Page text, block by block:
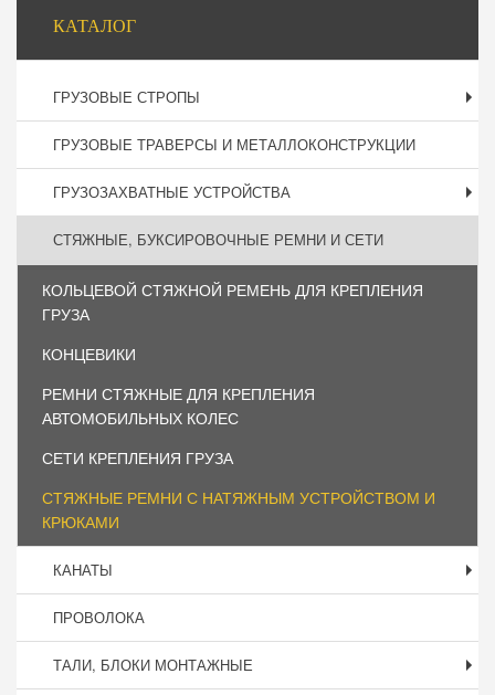
КАТАЛОГ
ГРУЗОВЫЕ СТРОПЫ
ГРУЗОВЫЕ ТРАВЕРСЫ И МЕТАЛЛОКОНСТРУКЦИИ
ГРУЗОЗАХВАТНЫЕ УСТРОЙСТВА
СТЯЖНЫЕ, БУКСИРОВОЧНЫЕ РЕМНИ И СЕТИ
КОЛЬЦЕВОЙ СТЯЖНОЙ РЕМЕНЬ ДЛЯ КРЕПЛЕНИЯ
ГРУЗА
КОНЦЕВИКИ
РЕМНИ СТЯЖНЫЕ ДЛЯ КРЕПЛЕНИЯ
АВТОМОБИЛЬНЫХ КОЛЕС
СЕТИ КРЕПЛЕНИЯ ГРУЗА
СТЯЖНЫЕ РЕМНИ С НАТЯЖНЫМ УСТРОЙСТВОМ И
КРЮКАМИ
КАНАТЫ
ПРОВОЛОКА
ТАЛИ, БЛОКИ МОНТАЖНЫЕ